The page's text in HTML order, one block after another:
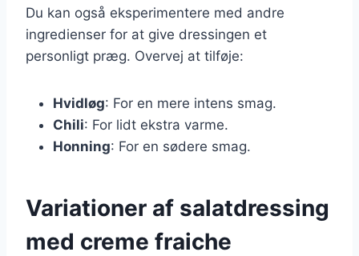
Du kan også eksperimentere med andre
ingredienser for at give dressingen et
personligt præg. Overvej at tilføje:
Hvidløg: For en mere intens smag.
Chili: For lidt ekstra varme.
Honning: For en sødere smag.
Variationer af salatdressing
med creme fraiche